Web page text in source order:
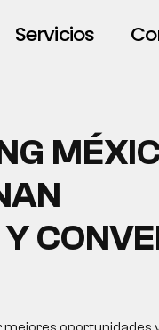
Servicios